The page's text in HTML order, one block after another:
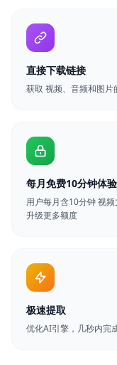
直接下载链接
获取 视频、音频和图片
每月免费10分钟体
用户每月含10分钟 视
升级更多额度
极速提取
优化AI引擎，几秒内完